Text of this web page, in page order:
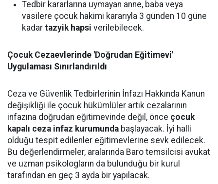
Tedbir kararlarına uymayan anne, baba veya
vasilere çocuk hakimi kararıyla 3 günden 10 güne
kadar tazyik hapsi verilebilecek.
Çocuk Cezaevlerinde 'Doğrudan Eğitimevi'
Uygulaması Sınırlandırıldı
Ceza ve Güvenlik Tedbirlerinin İnfazı Hakkında Kanun
değişikliği ile çocuk hükümlüler artık cezalarının
infazına doğrudan eğitimevinde değil, önce çocuk
kapalı ceza infaz kurumunda başlayacak. İyi halli
olduğu tespit edilenler eğitimevlerine sevk edilecek.
Bu değerlendirmeler, aralarında Baro temsilcisi avukat
ve uzman psikologların da bulunduğu bir kurul
tarafından en geç 3 ayda bir yapılacak.